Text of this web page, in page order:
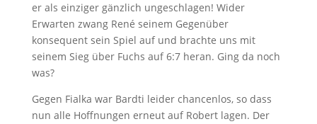
er als einziger gänzlich ungeschlagen! Wider
Erwarten zwang René seinem Gegenüber
konsequent sein Spiel auf und brachte uns mit
seinem Sieg über Fuchs auf 6:7 heran. Ging da noch
was?
Gegen Fialka war Bardti leider chancenlos, so dass
nun alle Hoffnungen erneut auf Robert lagen. Der